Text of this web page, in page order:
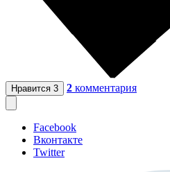
Нравится 3 2 комментария
Facebook
Вконтакте
Twitter